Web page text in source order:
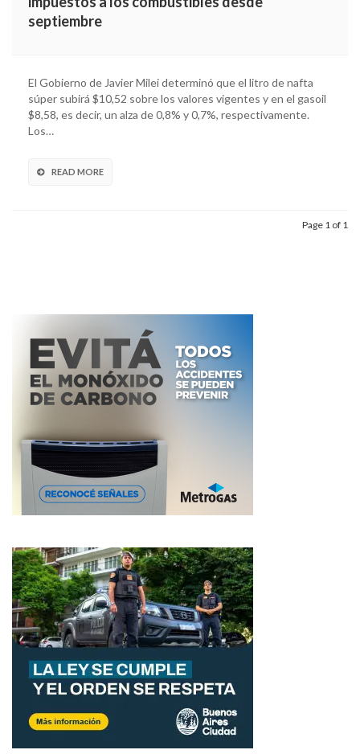
septiembre
El Gobierno de Javier Milei determinó que el litro de nafta
súper subirá $10,52 sobre los valores vigentes y en el gasoil
$8,58, es decir, un alza de 0,8% y 0,7%, respectivamente.
Los…
READ MORE
Page 1 of 1